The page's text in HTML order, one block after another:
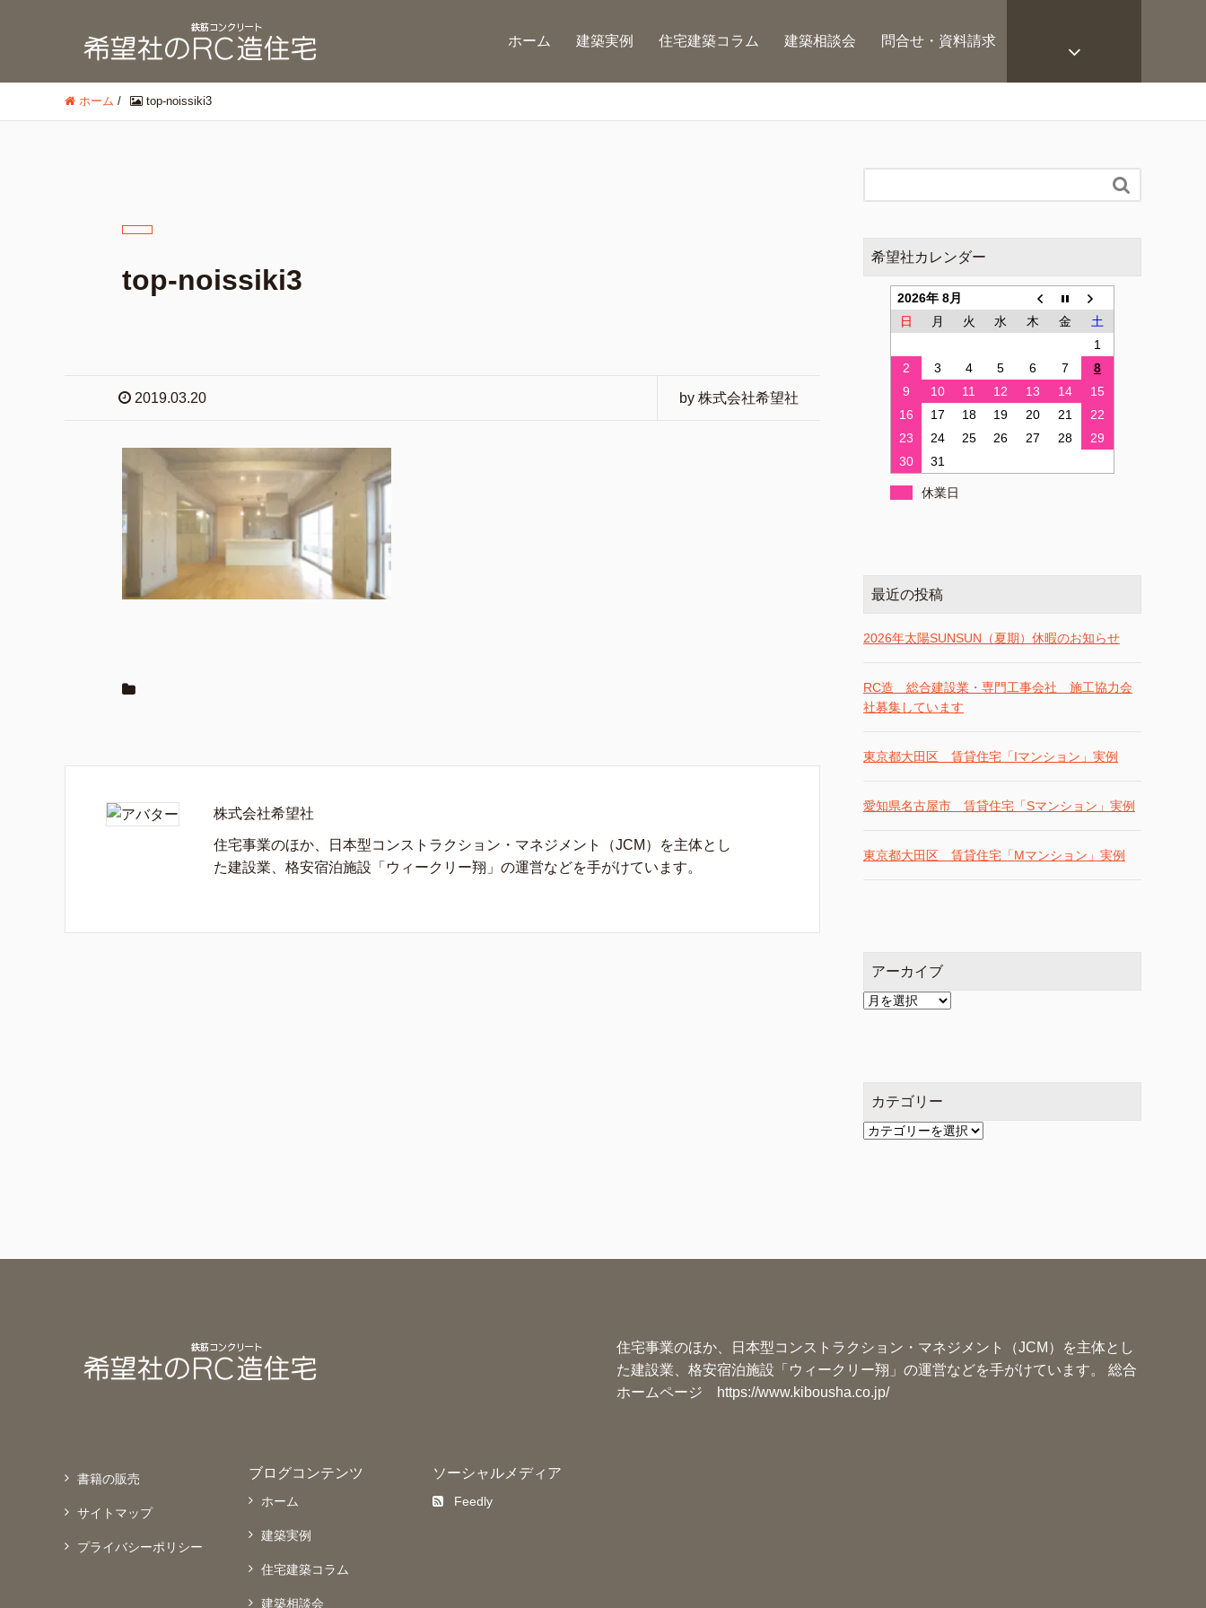
ホーム 建築実例 住宅建築コラム 建築相談会 問合せ・資料請求
ホーム / top-noissiki3
top-noissiki3
2019.03.20 by 株式会社希望社
株式会社希望社
住宅事業のほか、日本型コンストラクション・マネジメント（JCM）を主体とし
た建設業、格安宿泊施設「ウィークリー翔」の運営などを手がけています。

希望社カレンダー
2026年 8月
日
月 火 水 木 金
土
1
2
3 4 5 6 7
8
9
10 11 12 13 14
15
16
17 18 19 20 21
22
23
24 25 26 27 28
29
30
31
休業日
最近の投稿
2026年太陽SUNSUN（夏期）休暇のお知らせ
RC造 総合建設業・専門工事会社 施工協力会
社募集しています
東京都大田区 賃貸住宅「Iマンション」実例
愛知県名古屋市 賃貸住宅「Sマンション」実例
東京都大田区 賃貸住宅「Mマンション」実例
アーカイブ
ア
カテゴリー
カ
住宅事業のほか、日本型コンストラクション・マネジメント（JCM）を主体とし
た建設業、格安宿泊施設「ウィークリー翔」の運営などを手がけています。 総合
ホームページ
https://www.kibousha.co.jp/
書籍の販売
サイトマップ
プライバシーポリシー
ブログコンテンツ
ホーム
建築実例
住宅建築コラム
建築相談会
ソーシャルメディア
Feedly